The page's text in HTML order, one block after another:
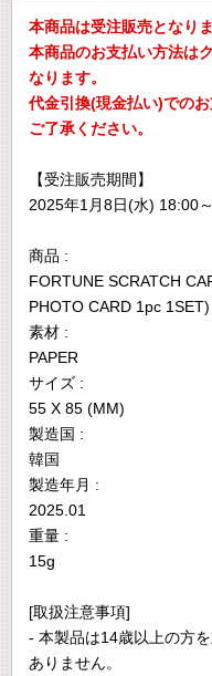
本商品は受注販売となりま
本商品のお支払い方法は
なります。
代金引換(現金払い)での
ご了承ください。
【受注販売期間】
2025年1月8日(水) 18:00
商品 :
FORTUNE SCRATCH
PHOTO CARD 1pc 1SET)
素材 :
PAPER
サイズ :
55 X 85 (MM)
製造国 :
韓国
製造年月 :
2025.01
重量 :
15g
[取扱注意事項]
- 本製品は14歳以上の方
ありません。